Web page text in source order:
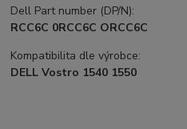
Dell Part number (DP/N):
RCC6C 0RCC6C ORCC6C
Kompatibilita dle výrobce:
DELL Vostro 1540 1550